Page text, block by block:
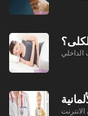
الداخلي